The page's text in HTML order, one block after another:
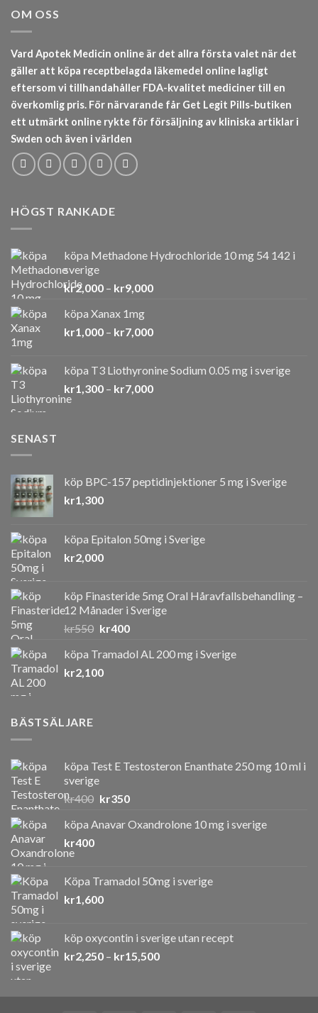
OM OSS
Vard Apotek Medicin online är det allra första valet när det
gäller att köpa receptbelagda läkemedel online lagligt
eftersom vi tillhandahåller FDA-kvalitet mediciner till en
överkomlig pris. För närvarande får Get Legit Pills-butiken
ett utmärkt online rykte för försäljning av kliniska artiklar i
Swden och även i världen
HÖGST RANKADE
köpa Methadone Hydrochloride 10 mg 54 142 i
sverige
kr2,000 – kr9,000Prisintervall:
kr9,000
köpa Xanax 1mg
kr1,000 – kr7,000Prisintervall:
kr7,000
köpa T3 Liothyronine Sodium 0.05 mg i sverige
kr1,300 – kr7,000Prisintervall:
SENAST
köp BPC-157 peptidinjektioner 5 mg i Sverige
kr1,300
köpa Epitalon 50mg i Sverige
kr2,000
köp Finasteride 5mg Oral Håravfallsbehandling –
12 Månader i Sverige
kr550 Det
priset
var:
kr400Det
priset
köpa Tramadol AL 200 mg i Sverige
kr2,100
BÄSTSÄLJARE
köpa Test E Testosteron Enanthate 250 mg 10 ml i
sverige
kr400 Det
priset
kr350Det
priset
köpa Anavar Oxandrolone 10 mg i sverige
kr400
Köpa Tramadol 50mg i sverige
kr1,600
köp oxycontin i sverige utan recept
kr2,250 – kr15,500Prisintervall:
kr15,500